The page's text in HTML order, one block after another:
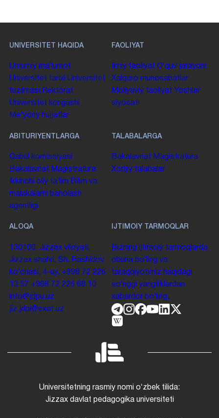
UNIVERSITET HAQIDA
Umumiy maʼlumot
Universitet tarixi Universitet
tuzilmasi
Rektorat
Universitet kengashi
Me'yoriy hujjatlar
FAOLIYAT
Ilmiy faoliyat Oʻquv jarayoni
Xalqaro munosabatlar
Moliyaviy faoliyat Yoshlar
siyosati
ABITURIYENTLARGA
Qabul komissiyasi
Bakalavriat Magistratura
Ikkinchi oliy taʼlim Bilim va
malakalarni baholash
agentligi
TALABALARGA
Bakalavriat Magistratura
Xorijiy talabalar
ALOQA
130100. Jizzax viloyati,
Jizzax shahri, Sh. Rashidov
koʻchasi, 4-uy. +998 72 226
13 57 +998 72 226 68 10
info@jdpu.uz
jiz.jdpi@exat.uz
IJTIMOIY TARMOQLAR
Bizning ijtimoiy tarmoqlarda
obuna boʻling va
taraqqiyotimiz haqidagi
soʻnggi yangiliklardan
xabardor boʻling.
Universitetning rasmiy nomi oʻzbek tilida:
Jizzax davlat pedagogika universiteti